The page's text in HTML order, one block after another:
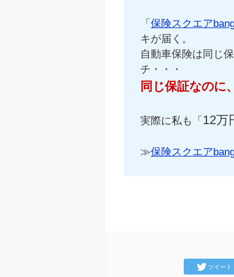
「 保険スクエア
キが届く。
自動車保険は同じ
チ・・・
同じ保証なのに
実際に私も「 12万
≫保険スクエア
ツイート